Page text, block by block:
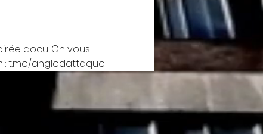
docu. On vous
: t.me/angledattaque